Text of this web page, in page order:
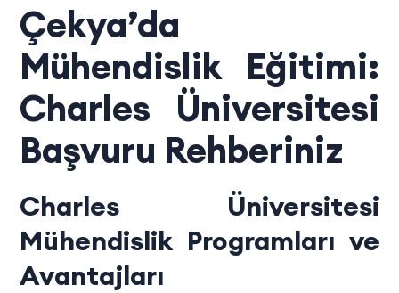
Çekya’da
Mühendislik Eğitimi:
Charles Üniversitesi
Başvuru Rehberiniz
Charles Üniversitesi
Mühendislik Programları ve
Avantajları